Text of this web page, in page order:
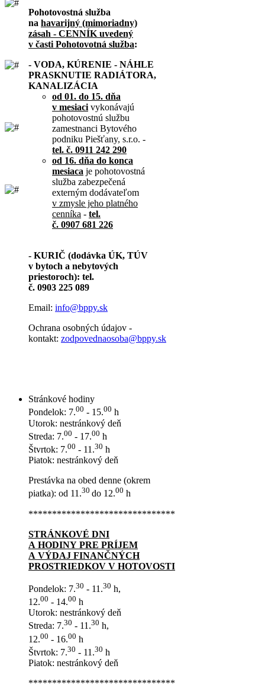
Pohotovostná služba
na havarijný (mimoriadny)
zásah - CENNÍK uvedený
v časti Pohotovotná služba:
- VODA, KÚRENIE - NÁHLE
PRASKNUTIE RADIÁTORA,
KANALIZÁCIA
od 01. do 15. dňa
v mesiaci vykonávajú
pohotovostnú službu
zamestnanci Bytového
podniku Piešťany, s.r.o. -
tel. č. 0911 242 290
od 16. dňa do konca
mesiaca je pohotovostná
služba zabezpečená
externým dodávateľom
v zmysle jeho platného
cenníka - tel.
č. 0907 681 226
- KURIČ (dodávka ÚK, TÚV
v bytoch a nebytových
priestoroch): tel.
č. 0903 225 089
Email: info@bppy.sk
Ochrana osobných údajov -
kontakt: zodpovednaosoba@bppy.sk
Stránkové hodiny
Pondelok: 7.00 - 15.00 h
Utorok: nestránkový deň
Streda: 7.00 - 17.00 h
Štvrtok: 7.00 - 11.30 h
Piatok: nestránkový deň
Prestávka na obed denne (okrem
piatka): od 11.30 do 12.00 h
*******************************
STRÁNKOVÉ DNI
A HODINY PRE PRÍJEM
A VÝDAJ FINANČNÝCH
PROSTRIEDKOV V HOTOVOSTI
Pondelok: 7.30 - 11.30 h,
12.00 - 14.00 h
Utorok: nestránkový deň
Streda: 7.30 - 11.30 h,
12.00 - 16.00 h
Štvrtok: 7.30 - 11.30 h
Piatok: nestránkový deň
*******************************